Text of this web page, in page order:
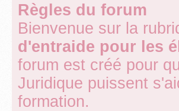
Règles du forum
Bienvenue sur la
d'entraide pour les
forum est créé pour
Juridique puissent
formation.